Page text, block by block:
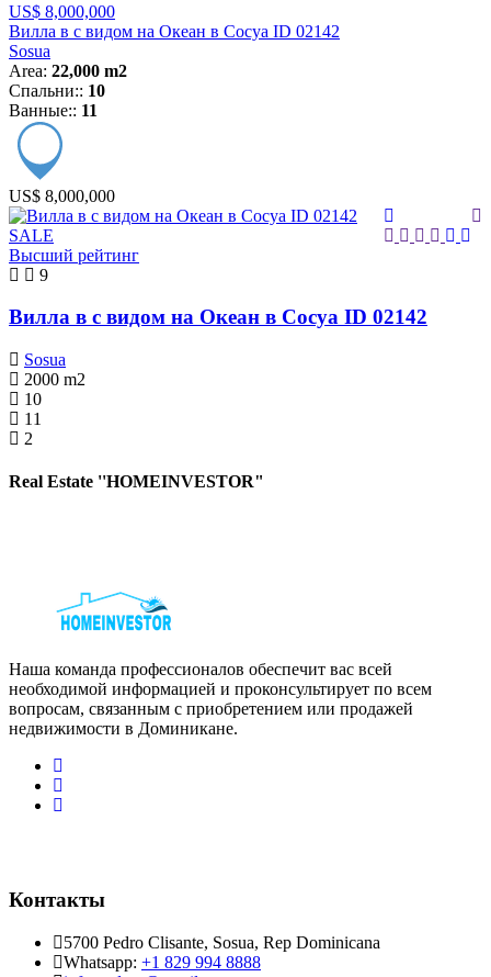
US$ 8,000,000
Вилла в с видом на Океан в Сосуа ID 02142
Sosua
Area: 22,000 m2
Спальни:: 10
Ванные:: 11
US$ 8,000,000
SALE
Высший рейтинг
9
Вилла в с видом на Океан в Сосуа ID 02142
Sosua
2000 m2
10
11
2
Real Estate ''HOMEINVESTOR"
Наша команда профессионалов обеспечит вас всей
необходимой информацией и проконсультирует по всем
вопросам, связанным с приобретением или продажей
недвижимости в Доминикане.
Контакты
5700 Pedro Clisante, Sosua, Rep Dominicana
Whatsapp: +1 829 994 8888